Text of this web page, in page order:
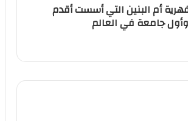
أم البنين التي أسست أقدم
وأول جامعة في العالم